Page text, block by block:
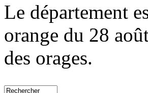
Le département
orange du 28
des orages.